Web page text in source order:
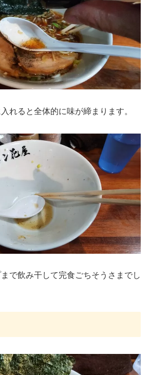
れると全体的に味が締まります。
で飲み干して完食ごちそうさまでし